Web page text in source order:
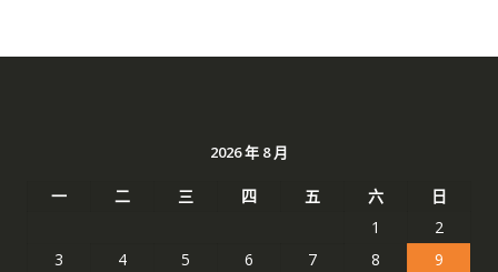
2026 年 8 月
一 二 三 四 五 六
日
1
2
3
4 5 6 7 8
9